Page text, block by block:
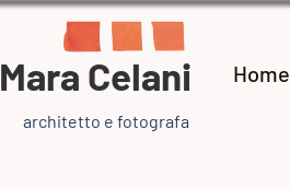
Mara Celani
architetto e fotografa
Home